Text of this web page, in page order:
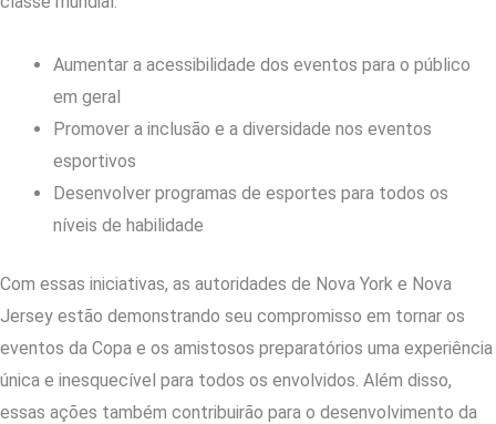
Aumentar a acessibilidade dos eventos para o público
em geral
Promover a inclusão e a diversidade nos eventos
esportivos
Desenvolver programas de esportes para todos os
níveis de habilidade
Com essas iniciativas, as autoridades de Nova York e Nova
Jersey estão demonstrando seu compromisso em tornar os
eventos da Copa e os amistosos preparatórios uma experiência
única e inesquecível para todos os envolvidos. Além disso,
essas ações também contribuirão para o desenvolvimento da